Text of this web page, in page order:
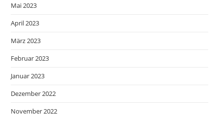
Mai 2023
April 2023
März 2023
Februar 2023
Januar 2023
Dezember 2022
November 2022